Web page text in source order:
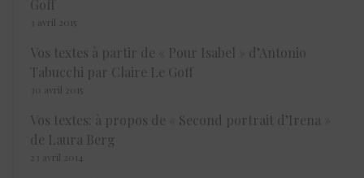
Goff
3 avril 2015
Vos textes à partir de « Pour Isabel » d’Antonio
Tabucchi par Claire Le Goff
30 avril 2015
Vos textes: à propos de « Second portrait d’Irena »
de Laura Berg
23 avril 2014